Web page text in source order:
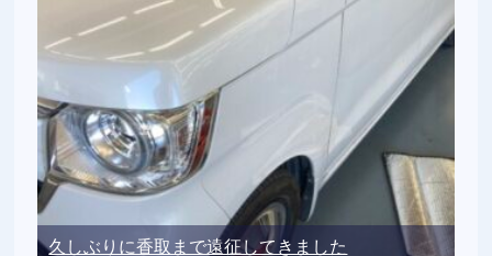
久しぶりに香取まで遠征してきました